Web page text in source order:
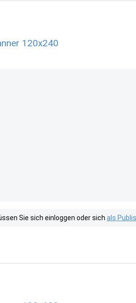
120x240
Sie sich einloggen oder sich als